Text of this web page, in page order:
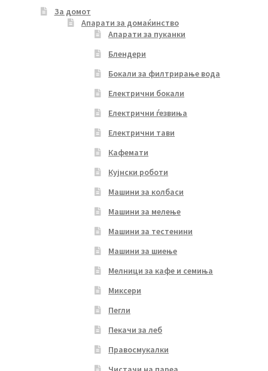
За домот
Апарати за домаќинство
Апарати за пуканки
Блендери
Бокали за филтрирање вода
Електрични бокали
Електрични ѓезвиња
Електрични тави
Кафемати
Кујнски роботи
Машини за колбаси
Машини за мелење
Машини за тестенини
Машини за шиење
Мелници за кафе и семиња
Миксери
Пегли
Пекачи за леб
Правосмукалки